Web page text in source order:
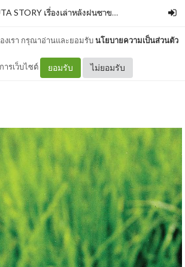
งเรา กรุณาอ่านและยอมรับนโยบายความเป็นส่วนตัว
ารเว็บไซต์ ยอมรับ ไม่ยอมรับ
GLUTA STORY เรื่องเล่าหลังฝนซาของหมาหลงทาง (10th ANNIVERSARY EDITION)
01